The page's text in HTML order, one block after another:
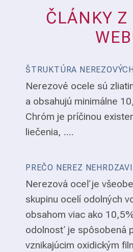
ČLÁNKY Z
ŠTRUKTÚRA
Nerezové ocele sú
a obsahujú minimálne
Chróm je príčinou
liečenia, ....
PREČO NEREZ
Nerezová oceľ je
skupinu ocelí odolných
obsahom viac ako
odolnosť je spôsobená
vznikajúcim oxidickým